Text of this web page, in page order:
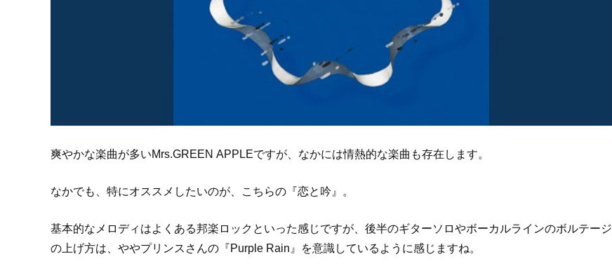
爽やかな楽曲が多いMrs.GREEN APPLEですが、なかには情熱的な楽曲も存在します。
なかでも、特にオススメしたいのが、こちらの『恋と吟』。
基本的なメロディはよくある邦楽ロックといった感じですが、後半のギターソロやボーカルラインのボルテージ
の上げ方は、ややプリンスさんの『Purple Rain』を意識しているように感じますね。